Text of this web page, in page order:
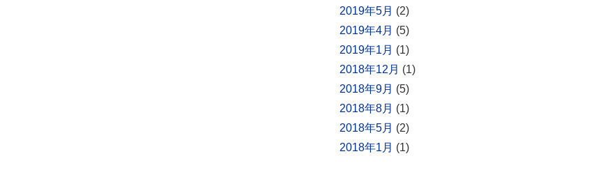
2019年5月 (2)
2019年4月 (5)
2019年1月 (1)
2018年12月 (1)
2018年9月 (5)
2018年8月 (1)
2018年5月 (2)
2018年1月 (1)